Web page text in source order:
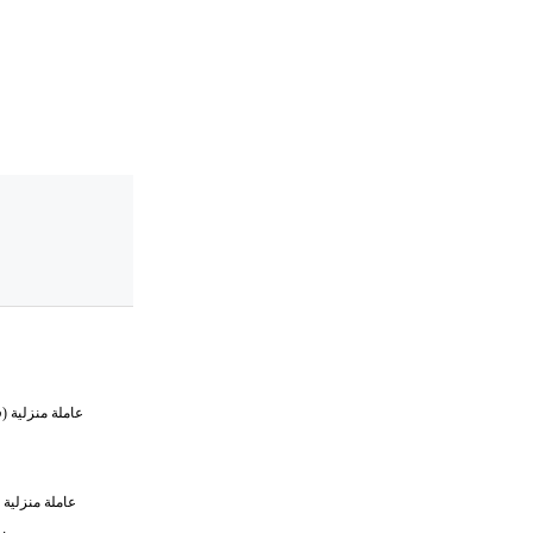
عاملة منزلية
عاملة